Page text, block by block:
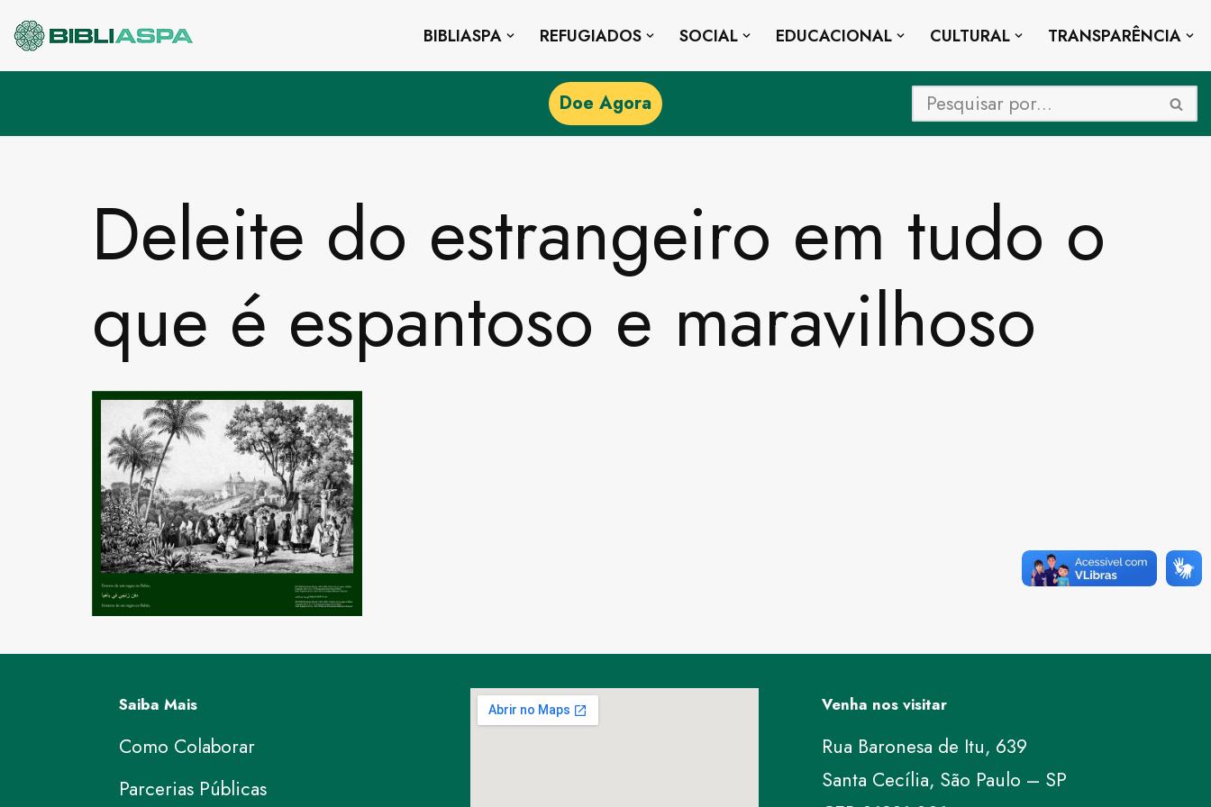
Pular
BIBLIASPA REFUGIADOS SOCIAL EDUCACIONAL CULTURAL TRANSPARÊNCIA
Doe Agora
Deleite do estrangeiro em tudo o
que é espantoso e maravilhoso
Saiba Mais
Como Colaborar
Parcerias Públicas
Venha nos visitar
Rua Baronesa de Itu, 639
Santa Cecília, São Paulo – SP